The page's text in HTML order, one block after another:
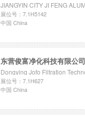
JIANGYIN CITY JI FENG
展位号：7.1H5142
中国 China
东营俊富净化科技有限公司
Dongying Jofo Filtration
展位号：7.1H627
中国 China